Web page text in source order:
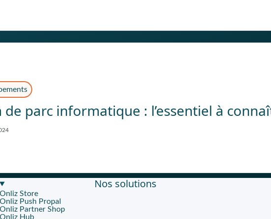
de parc informatique : l’essentiel à
Nos solutions
Onliz Store
Onliz Push Propal
Onliz Partner Shop
Onliz Hub